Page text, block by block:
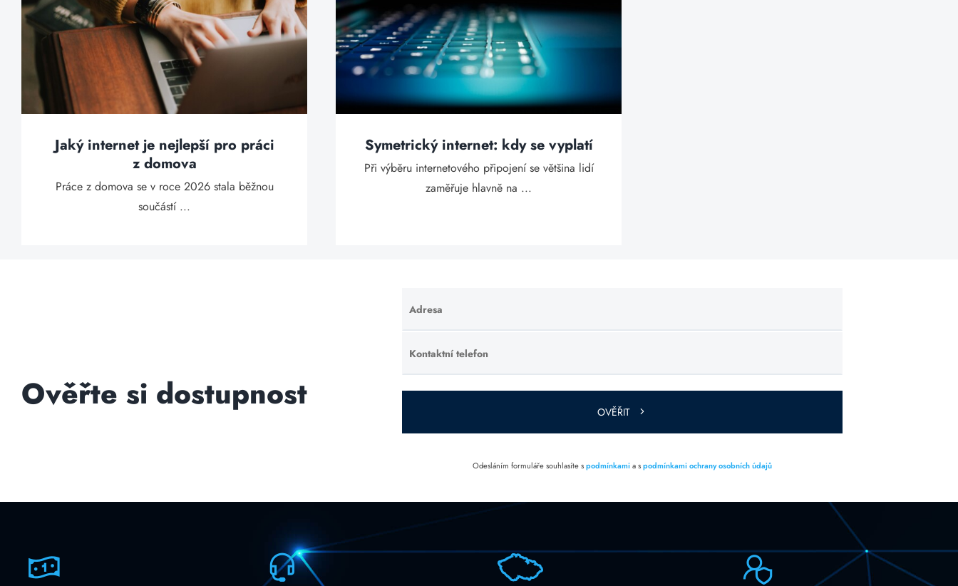
Jaký internet je nejlepší pro práci
z domova
Práce z domova se v roce 2026 stala běžnou
součástí ...
Symetrický internet: kdy se vyplatí
Při výběru internetového připojení se většina lidí
zaměřuje hlavně na ...
Ověřte si dostupnost
Adresa
Ponechte
toto pole
prázdné.
Kontaktní telefon
Ponechte
toto pole
prázdné.
OVĚŘIT
Odesláním formuláře souhlasíte spodmínkamia spodmínkami ochrany osobních údajů